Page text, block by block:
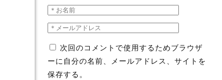
次回のコメントで使用するためブラウザ
ーに自分の名前、メールアドレス、サイトを
保存する。